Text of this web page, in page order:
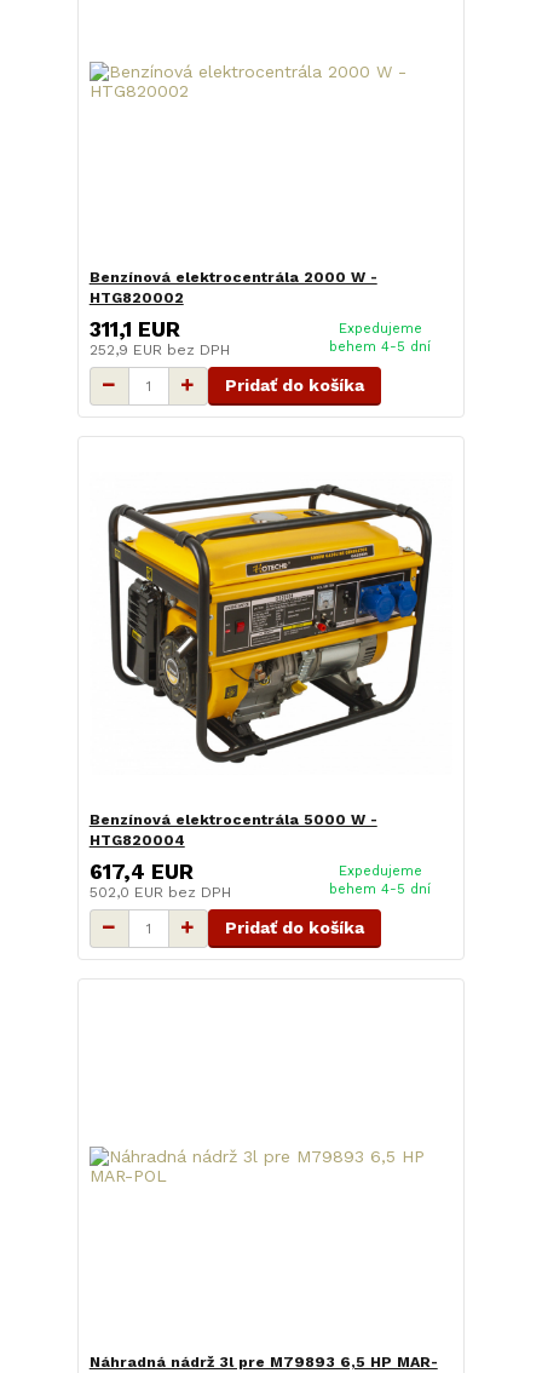
Benzínová elektrocentrála 2000 W -
HTG820002
311,1 EUR
252,9 EUR bez DPH
Expedujeme
behem 4-5 dní
Pridať do košíka
Benzínová elektrocentrála 5000 W -
HTG820004
617,4 EUR
502,0 EUR bez DPH
Expedujeme
behem 4-5 dní
Pridať do košíka
Náhradná nádrž 3l pre M79893 6,5 HP MAR-